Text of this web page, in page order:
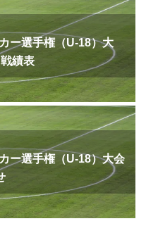
ー選手権（U-18）大
績表
ー選手権（U-18）大会